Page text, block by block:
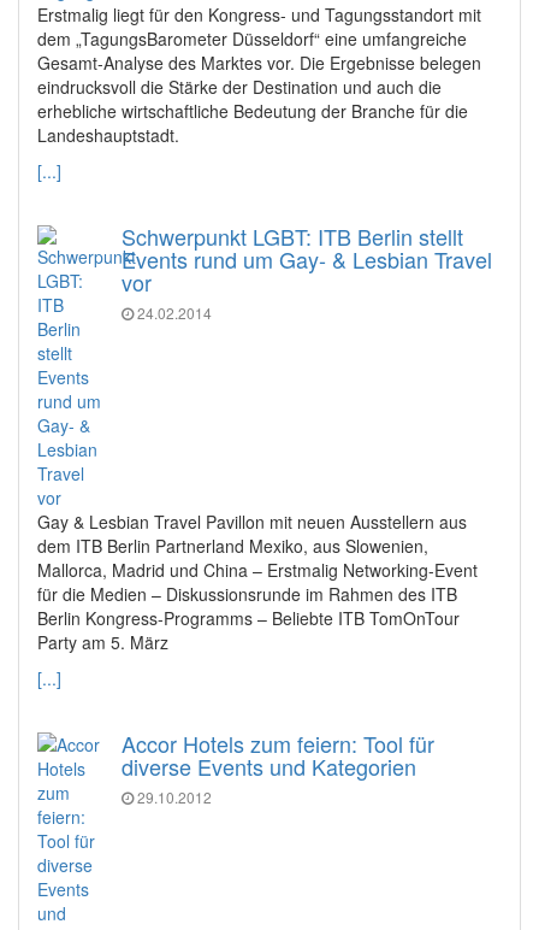
Erstmalig liegt für den Kongress- und Tagungsstandort mit
dem „TagungsBarometer Düsseldorf“ eine umfangreiche
Gesamt-Analyse des Marktes vor. Die Ergebnisse belegen
eindrucksvoll die Stärke der Destination und auch die
erhebliche wirtschaftliche Bedeutung der Branche für die
Landeshauptstadt.
[...]
Schwerpunkt LGBT: ITB Berlin stellt
Events rund um Gay- & Lesbian Travel
vor
24.02.2014
Gay & Lesbian Travel Pavillon mit neuen Ausstellern aus
dem ITB Berlin Partnerland Mexiko, aus Slowenien,
Mallorca, Madrid und China – Erstmalig Networking-Event
für die Medien – Diskussionsrunde im Rahmen des ITB
Berlin Kongress-Programms – Beliebte ITB TomOnTour
Party am 5. März
[...]
Accor Hotels zum feiern: Tool für
diverse Events und Kategorien
29.10.2012